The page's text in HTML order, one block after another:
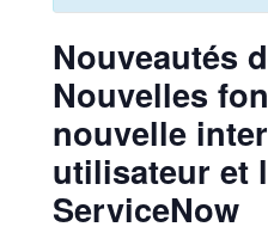
Nouveautés
Nouvelles
nouvelle
utilisateur et
ServiceNow